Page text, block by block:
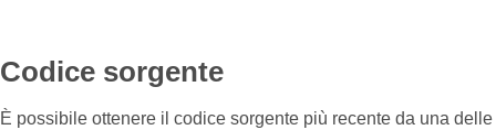
Codice sorgente
È possibile ottenere il codice sorgente più recente da una delle